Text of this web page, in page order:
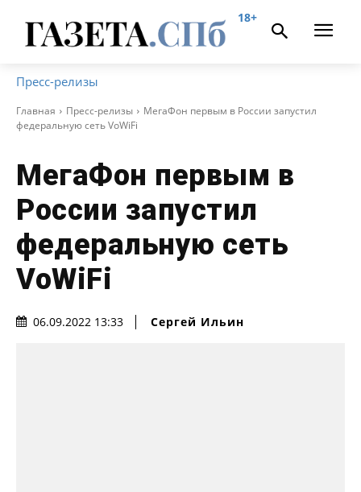
18+
Пресс-релизы
Главная Пресс-релизы
МегаФон первым в России запустил
федеральную сеть VoWiFi
МегаФон первым в
России запустил
федеральную сеть
VoWiFi
06.09.2022 13:33 Сергей Ильин